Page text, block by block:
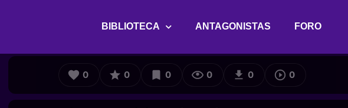
BIBLIOTECA ANTAGONISTAS FORO
0 0 0 0 0 0